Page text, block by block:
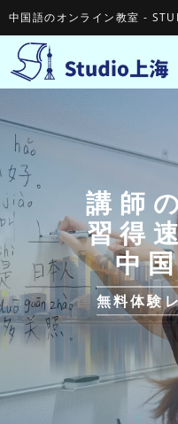
中国語のオンライン教室 -
コース&料金
受講の流れ
教材＆資格
スタッフ紹介
受講者の声
よくある質問
お知らせ
講師
習得
中
無料体験